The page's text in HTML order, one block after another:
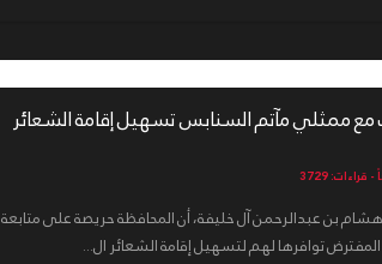
ممثلي مآتم السنابس تسهيل إقامة الشعائر
بن عبدالرحمن آل خليفة، أن المحافظة حريصة على متابعة
المفترض توافرها لهم لتسهيل إقامة الشعائر ال...